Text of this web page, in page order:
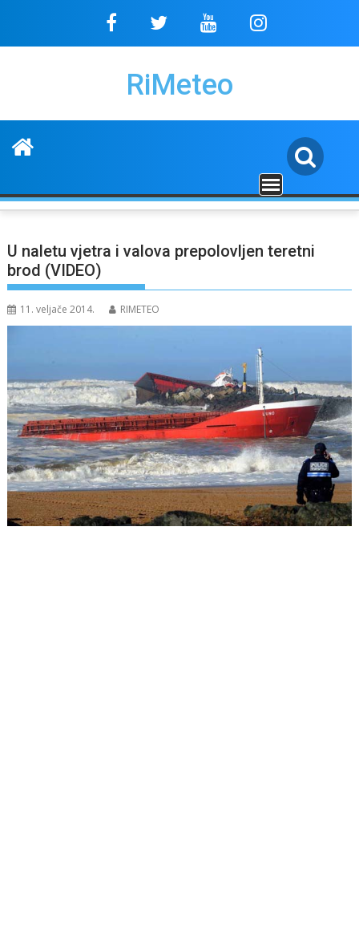
content
RiMeteo
U naletu vjetra i valova prepolovljen teretni
brod (VIDEO)
11. veljače 2014. RIMETEO